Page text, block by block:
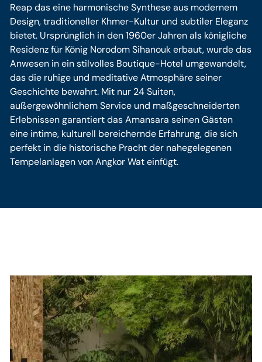
Reap das eine harmonische Synthese aus modernem
Design, traditioneller Khmer-Kultur und subtiler Eleganz
bietet. Ursprünglich in den 1960er Jahren als königliche
Residenz für König Norodom Sihanouk erbaut, wurde das
Anwesen in ein stilvolles Boutique-Hotel umgewandelt,
das die ruhige und meditative Atmosphäre seiner
Geschichte bewahrt. Mit nur 24 Suiten,
außergewöhnlichem Service und maßgeschneiderten
Erlebnissen garantiert das Amansara seinen Gästen
eine intime, kulturell bereichernde Erfahrung, die sich
perfekt in die historische Pracht der nahegelegenen
Tempelanlagen von Angkor Wat einfügt.